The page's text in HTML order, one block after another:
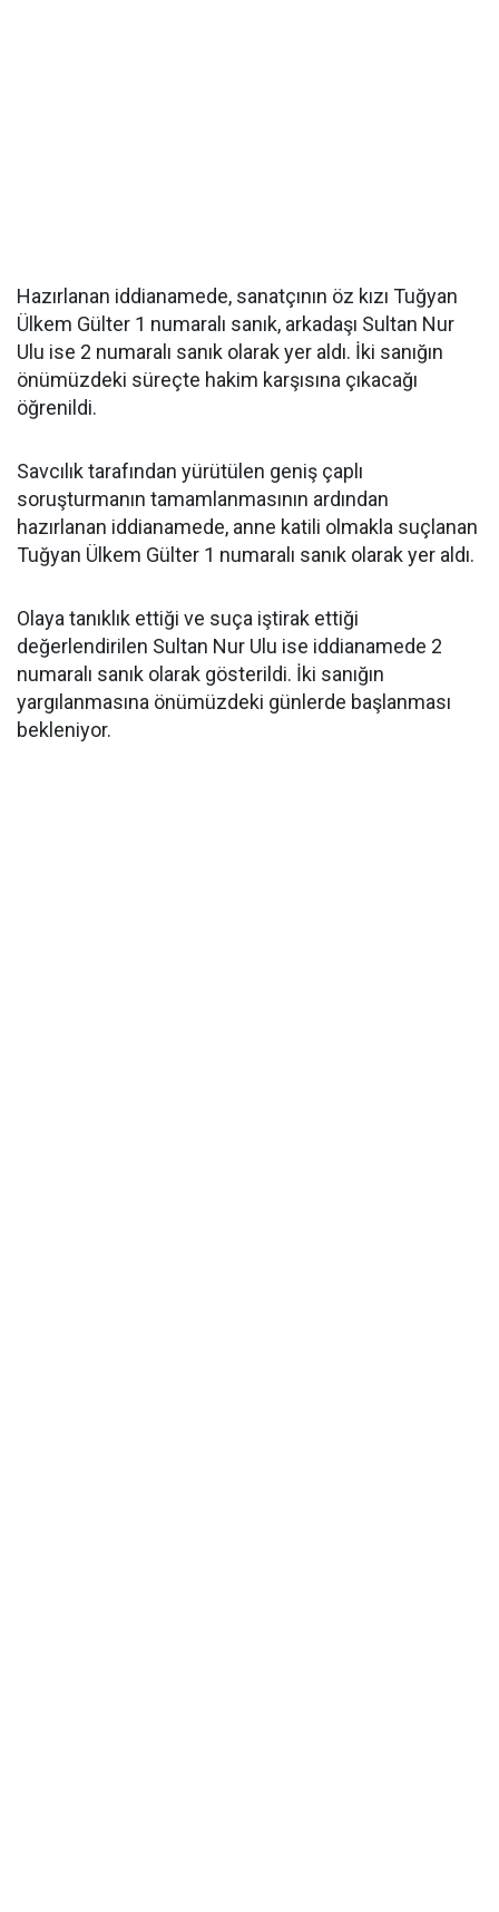
Hazırlanan iddianamede, sanatçının öz kızı Tuğyan
Ülkem Gülter 1 numaralı sanık, arkadaşı Sultan Nur
Ulu ise 2 numaralı sanık olarak yer aldı. İki sanığın
önümüzdeki süreçte hakim karşısına çıkacağı
öğrenildi.
Savcılık tarafından yürütülen geniş çaplı
soruşturmanın tamamlanmasının ardından
hazırlanan iddianamede, anne katili olmakla suçlanan
Tuğyan Ülkem Gülter 1 numaralı sanık olarak yer aldı.
Olaya tanıklık ettiği ve suça iştirak ettiği
değerlendirilen Sultan Nur Ulu ise iddianamede 2
numaralı sanık olarak gösterildi. İki sanığın
yargılanmasına önümüzdeki günlerde başlanması
bekleniyor.